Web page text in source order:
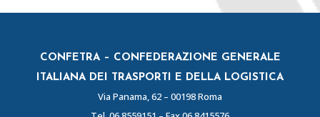
CONFETRA – CONFEDERAZIONE GENERALE
ITALIANA DEI TRASPORTI E DELLA LOGISTICA
Via Panama, 62 – 00198 Roma